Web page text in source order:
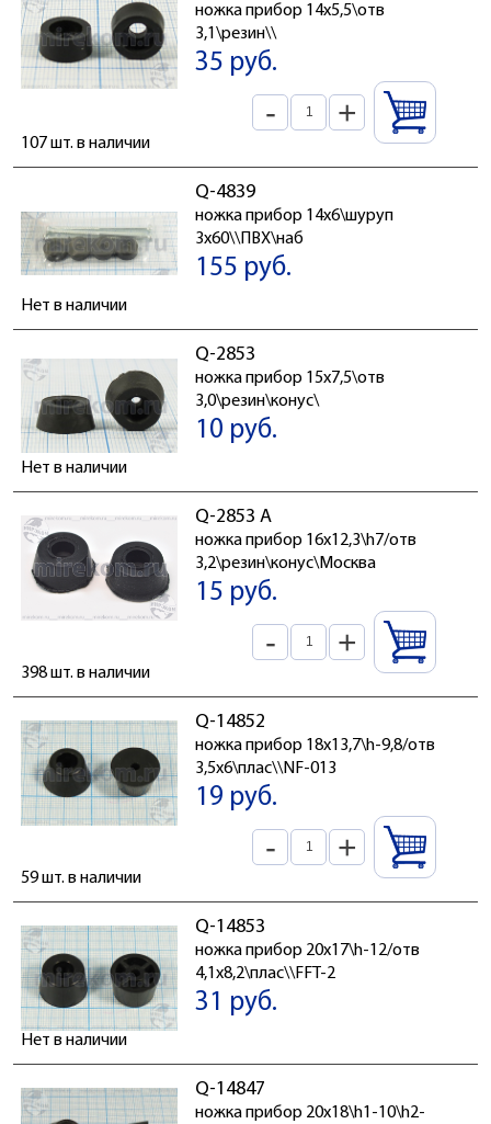
ножка прибор 14x5,5\отв
3,1\резин\\
35 руб.
- +
107 шт. в наличии
Q-4839
ножка прибор 14x6\шуруп
3x60\\ПВХ\наб
155 руб.
Нет в наличии
Q-2853
ножка прибор 15x7,5\отв
3,0\резин\конус\
10 руб.
Нет в наличии
Q-2853 A
ножка прибор 16x12,3\h7/отв
3,2\резин\конус\Москва
15 руб.
- +
398 шт. в наличии
Q-14852
ножка прибор 18x13,7\h-9,8/отв
3,5x6\плас\\NF-013
19 руб.
- +
59 шт. в наличии
Q-14853
ножка прибор 20x17\h-12/отв
4,1x8,2\плас\\FFT-2
31 руб.
Нет в наличии
Q-14847
ножка прибор 20x18\h1-10\h2-